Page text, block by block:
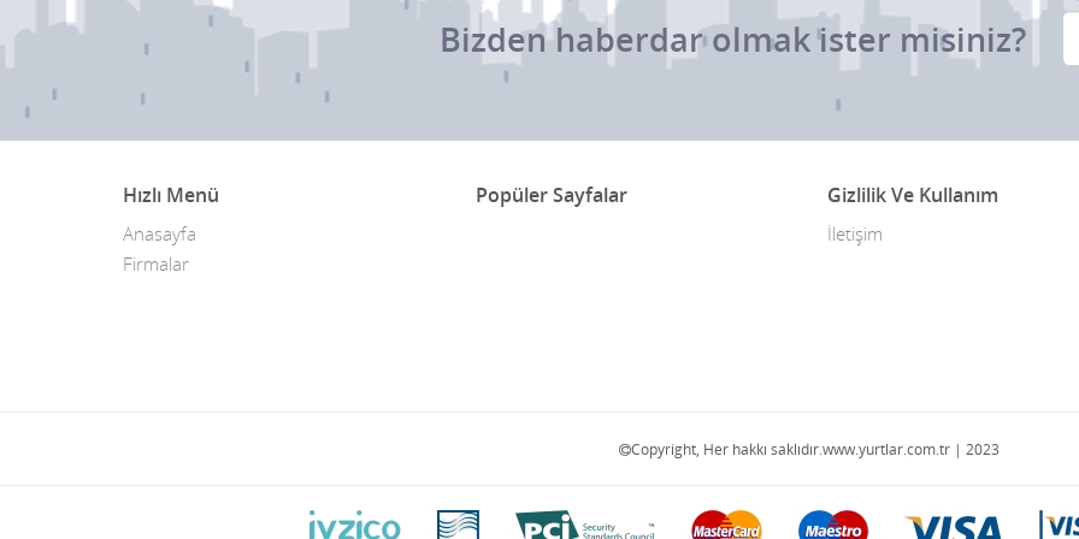
Bizden haberdar olmak ister misiniz?
Hızlı Menü
Anasayfa
Firmalar
Popüler Sayfalar Gizlilik Ve Kullanım
İletişim
Copyright, Her hakkı saklıdır.www.yurtlar.com.tr | 2023